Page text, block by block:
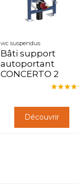
wc suspendus
Bâti support
autoportant
CONCERTO 2
Découvrir